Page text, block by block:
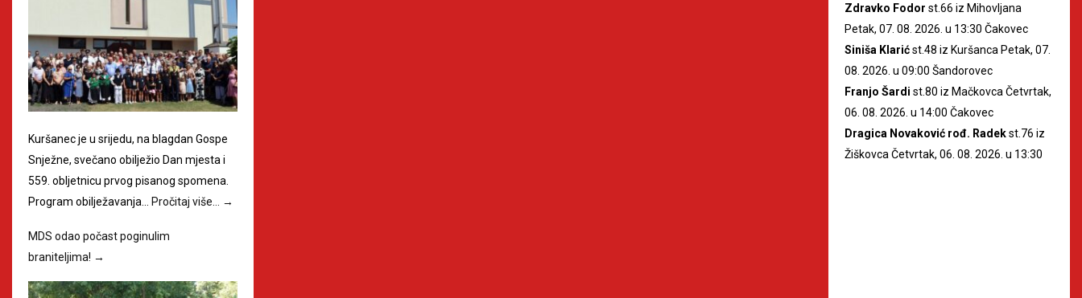
Kuršanec je u srijedu, na blagdan Gospe
Snježne, svečano obilježio Dan mjesta i
559. obljetnicu prvog pisanog spomena.
Program obilježavanja…
Pročitaj više… →
MDS odao počast poginulim
braniteljima! →
Zdravko Fodor st.66 iz Mihovljana
Petak, 07. 08. 2026. u 13:30 Čakovec
Siniša Klarićst.48 iz Kuršanca Petak, 07.
08. 2026. u 09:00 Šandorovec
Franjo Šardi st.80 iz Mačkovca Četvrtak,
06. 08. 2026. u 14:00 Čakovec
Dragica Novaković rođ. Radekst.76 iz
Žiškovca Četvrtak, 06. 08. 2026. u 13:30